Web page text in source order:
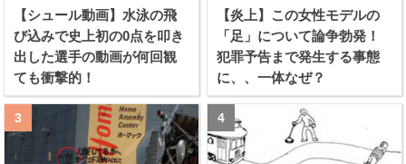
【シュール動画】水泳の飛
び込みで史上初の0点を叩き
出した選手の動画が何回観
ても衝撃的！
【炎上】この女性モデルの
「足」について論争勃発！
犯罪予告まで発生する事態
に、、一体なぜ？